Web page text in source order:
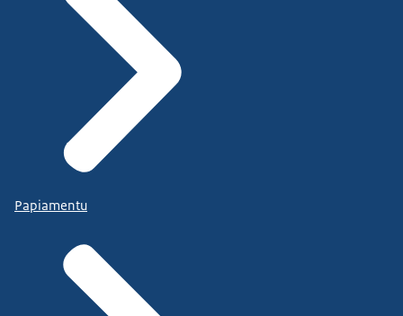
Papiamentu